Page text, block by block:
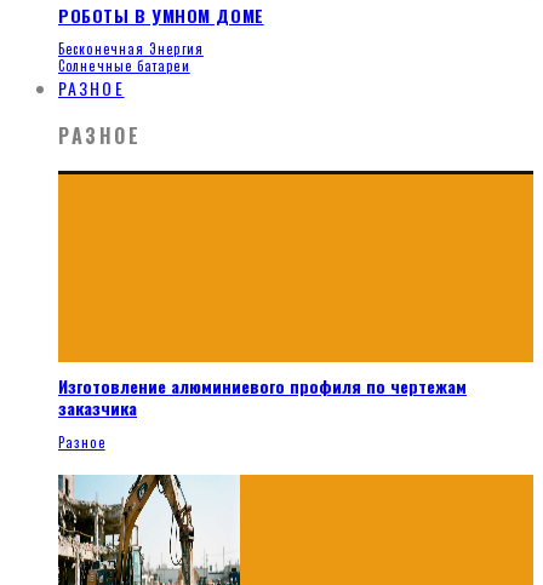
РОБОТЫ В УМНОМ ДОМЕ
Бесконечная Энергия
Солнечные батареи
РАЗНОЕ
РАЗНОЕ
Изготовление алюминиевого профиля по чертежам
заказчика
Разное